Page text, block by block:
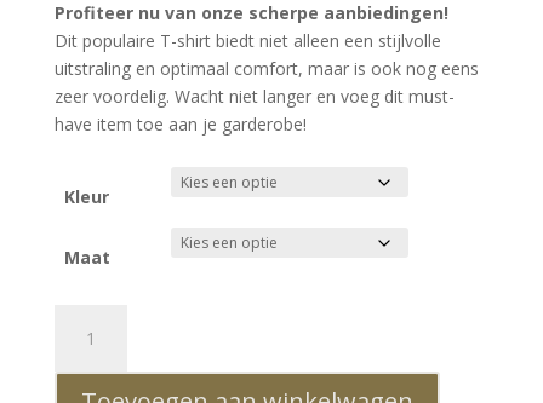
Profiteer nu van onze scherpe aanbiedingen!
Dit populaire T-shirt biedt niet alleen een stijlvolle
uitstraling en optimaal comfort, maar is ook nog eens
zeer voordelig. Wacht niet langer en voeg dit must-
have item toe aan je garderobe!
Kleur
Maat
Designers
Trendy